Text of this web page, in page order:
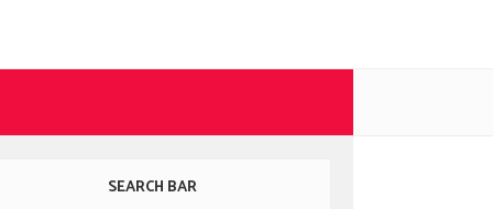
SEARCH BAR